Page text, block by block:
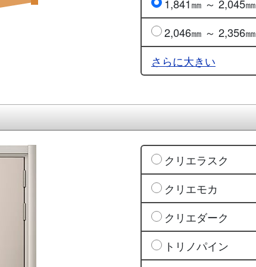
1,841㎜ ～ 2,045㎜
2,046㎜ ～ 2,356㎜
さらに大きい
クリエラスク
クリエモカ
クリエダーク
トリノパイン